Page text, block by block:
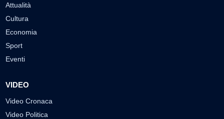
Attualità
Cultura
Economia
Sport
Eventi
VIDEO
Video Cronaca
Video Politica